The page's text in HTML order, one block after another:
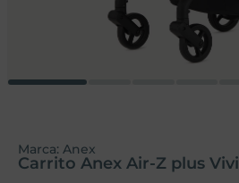
Marca: Anex
Carrito Anex Air-Z plus Vivi